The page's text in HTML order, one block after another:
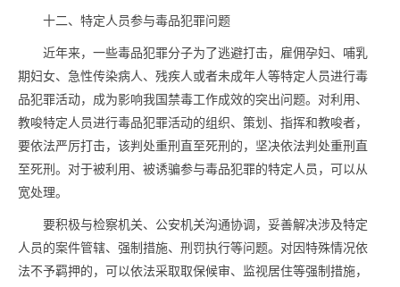
十二、特定人员参与毒品犯罪问题
近年来，一些毒品犯罪分子为了逃避打击，雇佣孕妇、哺乳
期妇女、急性传染病人、残疾人或者未成年人等特定人员进行毒
品犯罪活动，成为影响我国禁毒工作成效的突出问题。对利用、
教唆特定人员进行毒品犯罪活动的组织、策划、指挥和教唆者，
要依法严厉打击，该判处重刑直至死刑的，坚决依法判处重刑直
至死刑。对于被利用、被诱骗参与毒品犯罪的特定人员，可以从
宽处理。
要积极与检察机关、公安机关沟通协调，妥善解决涉及特定
人员的案件管辖、强制措施、刑罚执行等问题。对因特殊情况依
法不予羁押的，可以依法采取取保候审、监视居住等强制措施，